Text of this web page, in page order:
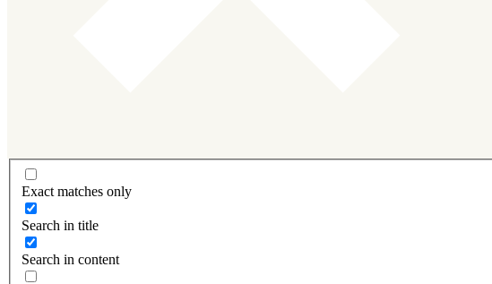
Exact matches only
Search in title
Search in content